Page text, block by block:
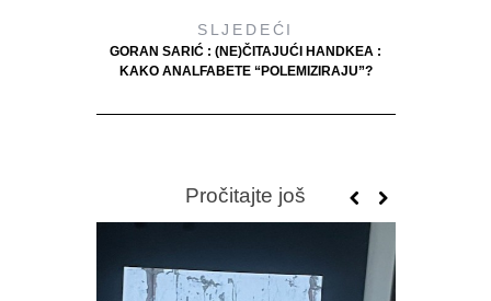
SLJEDEĆI
GORAN SARIĆ : (NE)ČITAJUĆI HANDKEA :
KAKO ANALFABETE “POLEMIZIRAJU”?
Pročitajte još